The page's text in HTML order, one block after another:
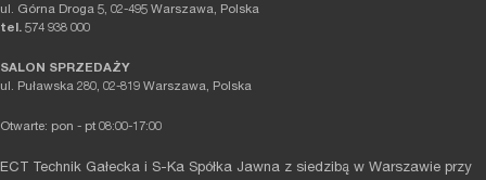
ul. Górna Droga 5, 02-495 Warszawa, Polska
tel. 574 938 000
SALON SPRZEDAŻY
ul. Puławska 280, 02-819 Warszawa, Polska
Otwarte: pon - pt 08:00-17:00
ECT Technik Gałecka i S-Ka Spółka Jawna z siedzibą w Warszawie przy